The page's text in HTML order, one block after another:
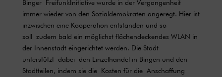
Binger FreifunkInitiative wurde in der Vergangenheit
immer wieder von den Sozialdemokraten angeregt. Hier ist
inzwischen eine Kooperation entstanden und so
soll zudem bald ein möglichst flächendeckendes WLAN in
der Innenstadt eingerichtet werden. Die Stadt
unterstützt dabei den Einzelhandel in Bingen und den
Stadtteilen, indem sie die Kosten für die Anschaffung